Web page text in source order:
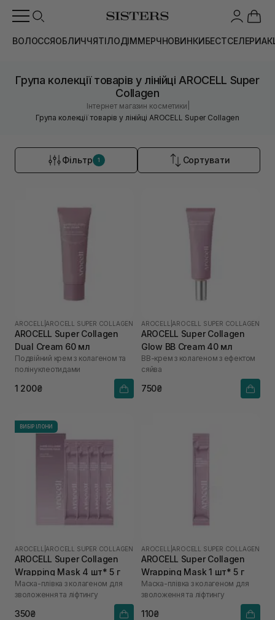
ВОЛОССЯОБЛИЧЧЯТІЛОДІММЕРЧНОВИНКИБЕСТСЕЛЕРИ
Група колекції товарів у лінійці AROCELL Super
Collagen
Інтернет магазин косметики
Група колекції товарів у лінійці AROCELL Super Collagen
Фільтр 1 Сортувати
AROCELL AROCELL SUPER COLLAGEN
AROCELL Super Collagen
Dual Cream 60 мл
Подвійний крем з колагеном та
полінуклеотидами
1 200₴
AROCELL AROCELL SUPER COLLAGEN
AROCELL Super Collagen
Glow BB Cream 40 мл
ВВ-крем з колагеном з ефектом
сяйва
750₴
ВИБІР ІЛОНИ
AROCELL AROCELL SUPER COLLAGEN
AROCELL Super Collagen
Wrapping Mask 4 шт* 5 г
Маска-плівка з колагеном для
зволоження та ліфтингу
350₴
AROCELL AROCELL SUPER COLLAGEN
AROCELL Super Collagen
Wrapping Mask 1 шт* 5 г
Маска-плівка з колагеном для
зволоження та ліфтингу
110₴